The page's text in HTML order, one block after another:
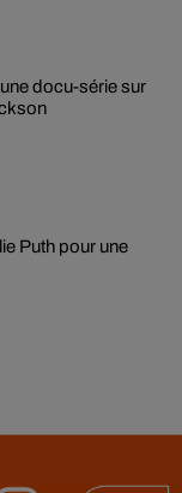
docu-série sur
Puth pour une